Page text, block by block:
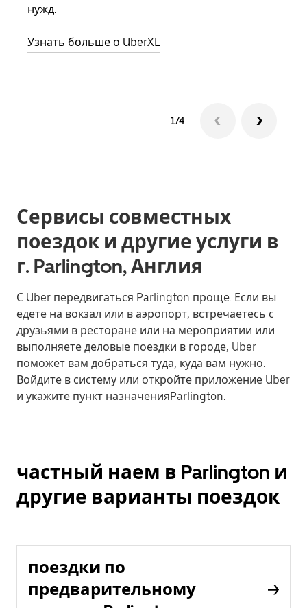
нужд.
Узнать больше о UberXL
1/4
Сервисы совместных
поездок и другие услуги в
г. Parlington, Англия
С Uber передвигаться Parlington проще. Если вы
едете на вокзал или в аэропорт, встречаетесь с
друзьями в ресторане или на мероприятии или
выполняете деловые поездки в городе, Uber
поможет вам добраться туда, куда вам нужно.
Войдите в систему или откройте приложение Uber
и укажите пункт назначенияParlington.
частный наем в Parlington и
другие варианты поездок
поездки по
предварительному